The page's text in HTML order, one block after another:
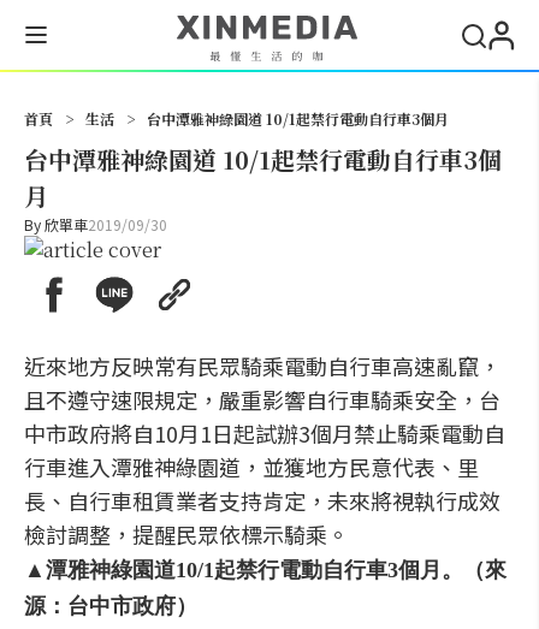
首頁 > 生活 > 台中潭雅神綠園道 10/1起禁行電動自行車3個月
台中潭雅神綠園道 10/1起禁行電動自行車3個
月
By欣單車2019/09/30
近來地方反映常有民眾騎乘電動自行車高速亂竄，
且不遵守速限規定，嚴重影響自行車騎乘安全，台
中市政府將自10月1日起試辦3個月禁止騎乘電動自
行車進入潭雅神綠園道，並獲地方民意代表、里
長、自行車租賃業者支持肯定，未來將視執行成效
檢討調整，提醒民眾依標示騎乘。
▲潭雅神綠園道10/1起禁行電動自行車3個月。（來
源：台中市政府）